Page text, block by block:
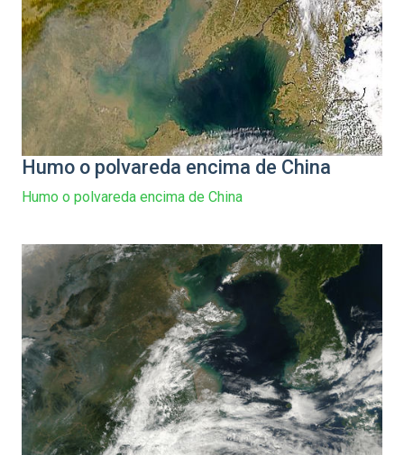
Humo o polvareda encima de China
Humo o polvareda encima de China